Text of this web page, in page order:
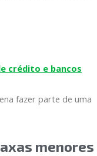
crédito e bancos
fazer parte de uma
menores